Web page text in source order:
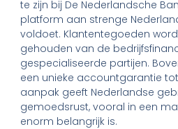
te zijn bij De Nederlandsche
platform aan strenge
voldoet. Klantentegoeden
gehouden van de
gespecialiseerde partijen.
een unieke accountgarantie tot
aanpak geeft Nederlandse
gemoedsrust, vooral in een
enorm belangrijk is.